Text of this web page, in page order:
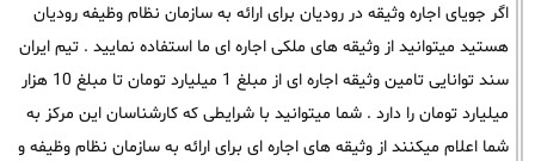
اگر جویای اجاره وثیقه در رودیان برای ارائه به سازمان نظام وظیفه رودیان
هستید میتوانید از وثیقه های ملکی اجاره ای ما استفاده نمایید . تیم ایران
سند توانایی تامین وثیقه اجاره ای از مبلغ 1 میلیارد تومان تا مبلغ 10 هزار
میلیارد تومان را دارد . شما میتوانید با شرایطی که کارشناسان این مرکز به
شما اعلام میکنند از وثیقه های اجاره ای برای ارائه به سازمان نظام وظیفه و